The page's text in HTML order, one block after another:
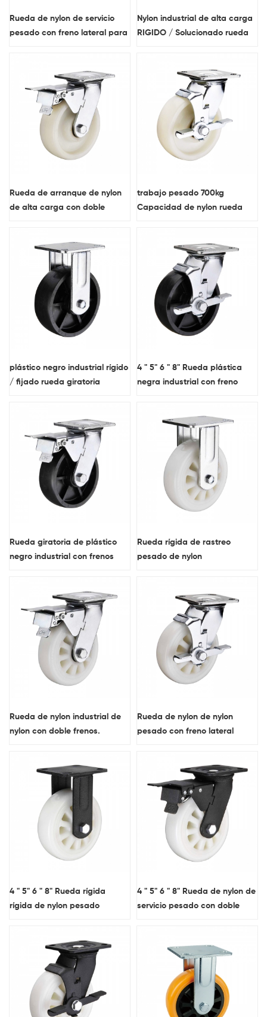
Rueda de nylon de servicio
pesado con freno lateral para
Nylon industrial de alta carga
RIGIDO / Solucionado rueda
Rueda de arranque de nylon
de alta carga con doble
trabajo pesado 700kg
Capacidad de nylon rueda
plástico negro industrial rígido
/ fijado rueda giratoria
4 " 5" 6 " 8" Rueda plástica
negra industrial con freno
Rueda giratoria de plástico
negro industrial con frenos
Rueda rígida de rastreo
pesado de nylon
Rueda de nylon industrial de
nylon con doble frenos.
Rueda de nylon de nylon
pesado con freno lateral
4 " 5" 6 " 8" Rueda rígida
rígida de nylon pesado
4 " 5" 6 " 8" Rueda de nylon de
servicio pesado con doble